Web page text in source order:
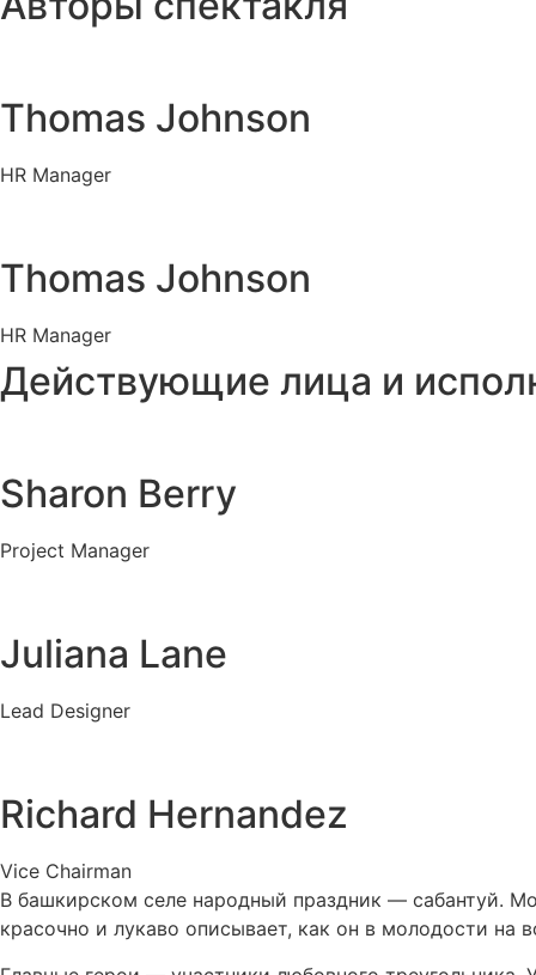
Thomas Johnson
HR Manager
Thomas Johnson
HR Manager
Действующие лица и
Sharon Berry
Project Manager
Juliana Lane
Lead Designer
Richard Hernandez
Vice Chairman
В башкирском селе народный праздник — сабантуй.
красочно и лукаво описывает, как он в молодости на